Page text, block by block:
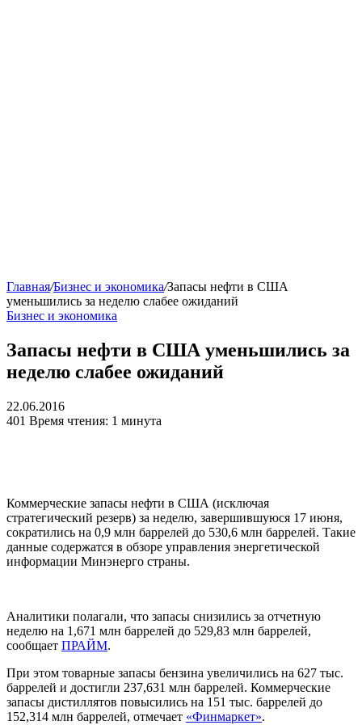
Главная/Бизнес и экономика/Запасы нефти в США
уменьшились за неделю слабее ожиданий
Бизнес и экономика
Запасы нефти в США уменьшились за
неделю слабее ожиданий
22.06.2016
401 Время чтения: 1 минута
Коммерческие запасы нефти в США (исключая
стратегический резерв) за неделю, завершившуюся 17 июня,
сократились на 0,9 млн баррелей до 530,6 млн баррелей. Такие
данные содержатся в обзоре управления энергетической
информации Минэнерго страны.
Аналитики полагали, что запасы снизились за отчетную
неделю на 1,671 млн баррелей до 529,83 млн баррелей,
сообщает ПРАЙМ.
При этом товарные запасы бензина увеличились на 627 тыс.
баррелей и достигли 237,631 млн баррелей. Коммерческие
запасы дистиллятов повысились на 151 тыс. баррелей до
152,314 млн баррелей, отмечает «Финмаркет».